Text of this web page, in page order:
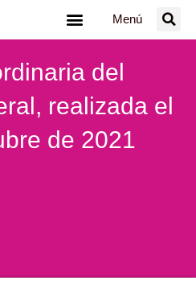
Menú
del
realizada el
de 2021